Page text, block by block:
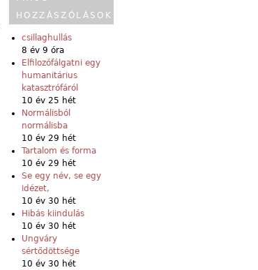
HOZZÁSZÓLÁSOK
csillaghullás
8 év 9 óra
Elfilozófálgatni egy
humanitárius
katasztrófáról
10 év 25 hét
Normálisból
normálisba
10 év 29 hét
Tartalom és forma
10 év 29 hét
Se egy név, se egy
idézet,
10 év 30 hét
Hibás kiindulás
10 év 30 hét
Ungváry
sértődöttsége
10 év 30 hét